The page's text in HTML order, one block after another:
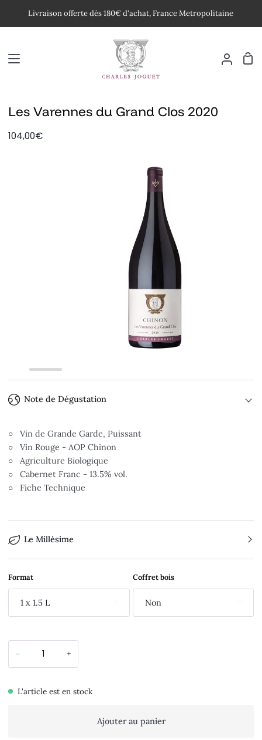
Livraison offerte dès 180€ d'achat, France Metropolitaine
Mon
Les Varennes du Grand Clos 2020
104,00€
Note de Dégustation
○ Vin de Grande Garde, Puissant
○ Vin Rouge - AOP Chinon
○ Agriculture Biologique
○ Cabernet Franc - 13.5% vol.
○ Fiche Technique
Le Millésime
Format
1 x 1.5 L
Coffret bois
Non
− +
L'article est en stock
Ajouter au panier